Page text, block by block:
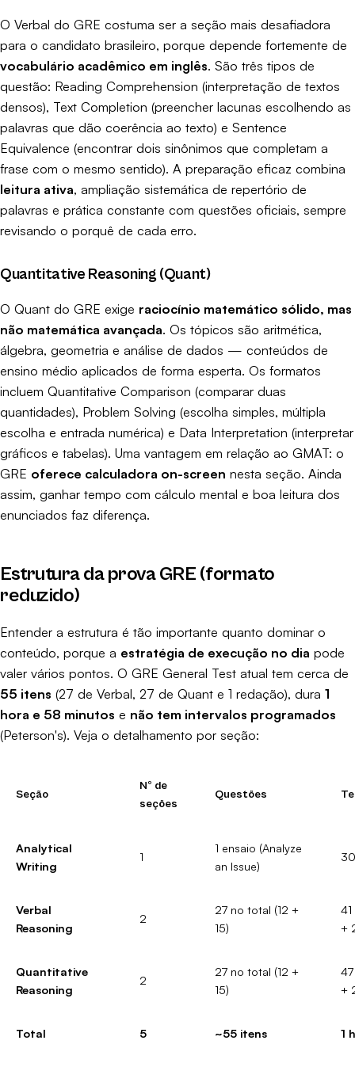
O Verbal do GRE costuma ser a seção mais desafiadora
para o candidato brasileiro, porque depende fortemente de
vocabulário acadêmico em inglês. São três tipos de
questão: Reading Comprehension (interpretação de textos
densos), Text Completion (preencher lacunas escolhendo as
palavras que dão coerência ao texto) e Sentence
Equivalence (encontrar dois sinônimos que completam a
frase com o mesmo sentido). A preparação eficaz combina
leitura ativa, ampliação sistemática de repertório de
palavras e prática constante com questões oficiais, sempre
revisando o porquê de cada erro.
Quantitative Reasoning (Quant)
O Quant do GRE exige raciocínio matemático sólido, mas
não matemática avançada. Os tópicos são aritmética,
álgebra, geometria e análise de dados — conteúdos de
ensino médio aplicados de forma esperta. Os formatos
incluem Quantitative Comparison (comparar duas
quantidades), Problem Solving (escolha simples, múltipla
escolha e entrada numérica) e Data Interpretation (interpretar
gráficos e tabelas). Uma vantagem em relação ao GMAT: o
GRE oferece calculadora on-screen nesta seção. Ainda
assim, ganhar tempo com cálculo mental e boa leitura dos
enunciados faz diferença.
Estrutura da prova GRE (formato
reduzido)
Entender a estrutura é tão importante quanto dominar o
conteúdo, porque a estratégia de execução no dia pode
valer vários pontos. O GRE General Test atual tem cerca de
55 itens (27 de Verbal, 27 de Quant e 1 redação), dura 1
hora e 58 minutos e não tem intervalos programados
(Peterson's). Veja o detalhamento por seção:
Seção
Nº de
seções
Questões
Analytical
Writing
1
1 ensaio (Analyze
an Issue)
Verbal
Reasoning
2
27 no total (12 +
15)
+
Quantitative
Reasoning
2
27 no total (12 +
15)
+
Total 5 ~55 itens 1